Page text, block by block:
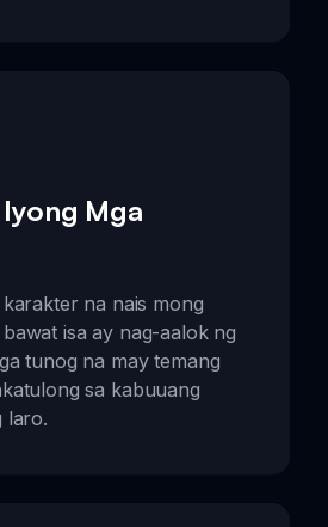
Mga
na nais mong
isa ay nag-aalok ng
tunog na may temang
sa kabuuang
laro.